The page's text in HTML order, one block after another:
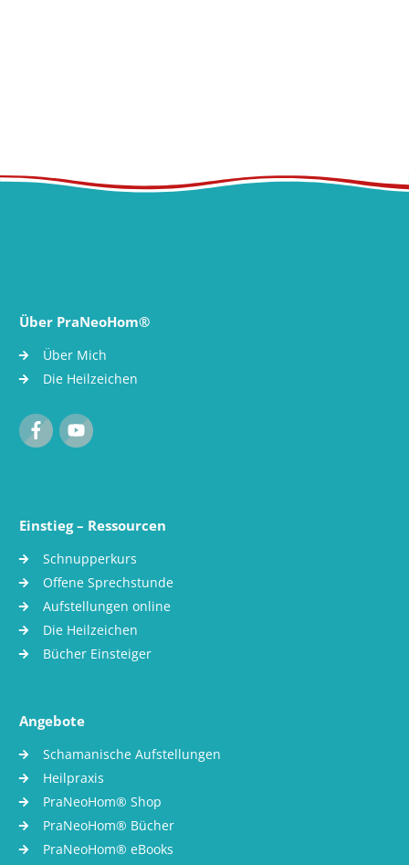
Über PraNeoHom®
Über Mich
Die Heilzeichen
Einstieg – Ressourcen
Schnupperkurs
Offene Sprechstunde
Aufstellungen online
Die Heilzeichen
Bücher Einsteiger
Angebote
Schamanische Aufstellungen
Heilpraxis
PraNeoHom® Shop
PraNeoHom® Bücher
PraNeoHom® eBooks